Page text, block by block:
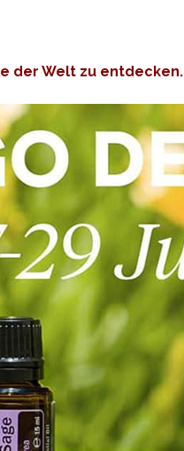
der Welt zu entdecken.